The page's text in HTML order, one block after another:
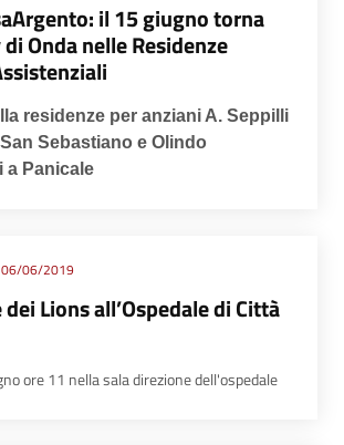
il 15 giugno torna
di Onda nelle Residenze
residenze per anziani A. Seppilli
Sebastiano e Olindo
a Panicale
06/06/2019
Lions all’Ospedale di Città
ore 11 nella sala direzione dell'ospedale